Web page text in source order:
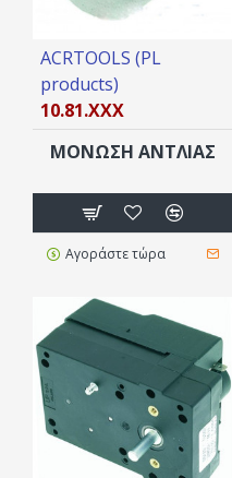
ACRTOOLS (PL
products)
10.81.XXX
ΜΟΝΩΣΗ ΑΝΤΛΙΑΣ
Αγοράστε τώρα